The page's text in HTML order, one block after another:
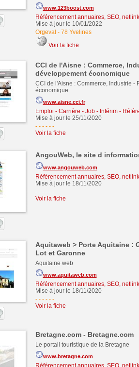
www.123boost.com
Référencement annuaires, SEO,
Mise à jour le 10/01/2022
Orgeval - 78 Yvelines
Voir la fiche
CCI de l'Aisne : Commerce,
développement économique
CCI de l'Aisne : Commerce, Industrie
économique
www.aisne.cci.fr
Emploi - Carrière - Job - Intérim-
Mise à jour le 25/11/2020
- - - - --
Voir la fiche
AngouWeb, le site d
www.angouweb.com
Référencement annuaires, SEO,
Mise à jour le 18/11/2020
- - - - --
Voir la fiche
Aquitaweb > Porte Aquitaine :
Lot et Garonne
Aquitaine web
www.aquitaweb.com
Référencement annuaires, SEO,
Mise à jour le 18/11/2020
- - - - --
Voir la fiche
Bretagne.com - Bretagne.com
Le portail touristique de la Bretagne
www.bretagne.com
Référencement annuaires, SEO,